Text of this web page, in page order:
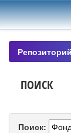
Skip
navigation
ПОИСК
Поиск: